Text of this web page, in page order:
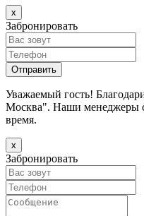
х
Забронировать
Уважаемый гость!
Москва". Наши менеджеры
время.
х
Забронировать